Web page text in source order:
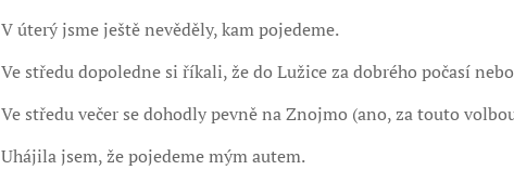
V úterý jsme ještě nevěděly, kam pojedeme.
Ve středu dopoledne si říkali, že do Lužice za dobrého počasí
Ve středu večer se dohodly pevně na Znojmo (ano, za touto
Uhájila jsem, že pojedeme mým autem.